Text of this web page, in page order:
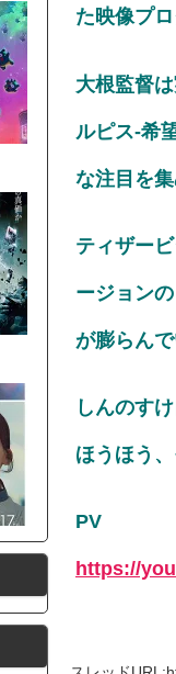
た映像プ
大根監督
ルピス-希
な注目を
ティザー
ージョン
が膨らんで
しんのす
ほうほう
PV
https://